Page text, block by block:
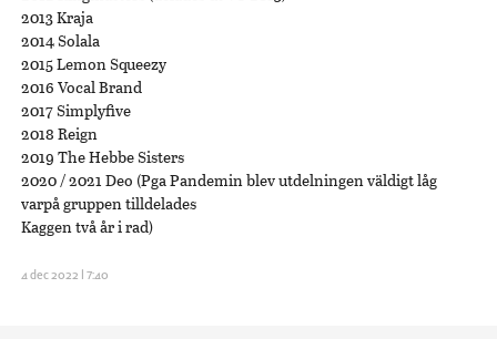
2013 Kraja
2014 Solala
2015 Lemon Squeezy
2016 Vocal Brand
2017 Simplyfive
2018 Reign
2019 The Hebbe Sisters
2020 / 2021 Deo (Pga Pandemin blev utdelningen väldigt låg
varpå gruppen tilldelades
Kaggen två år i rad)
4 dec 2022 | 7:40